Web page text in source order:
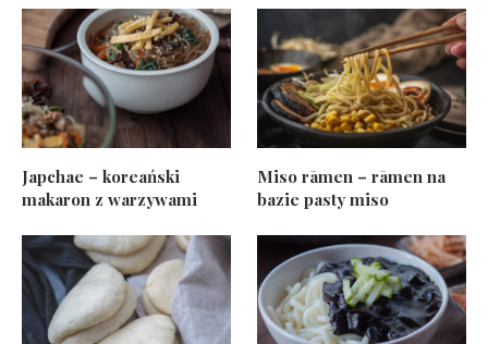
Japchae – koreański
makaron z warzywami
Miso rāmen – rāmen na
bazie pasty miso